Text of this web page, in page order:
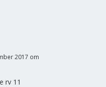
2017 om
rv 11